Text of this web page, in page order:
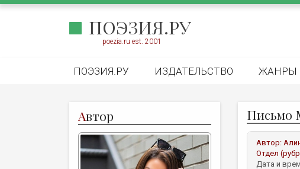
ПОЭЗИЯ.РУ
poezia.ru est. 2001
ПОЭЗИЯ.РУ ИЗДАТЕЛЬСТВО ЖАНРЫ
Автор Письмо
Автор:
Отдел
Дата и